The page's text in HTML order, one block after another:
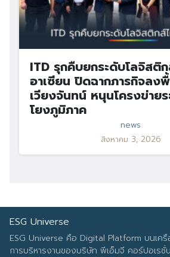
ITD รุกคืบยกระดับโลจิสติ
อาเซียน ปิดฉากภารกิจลง
เวียงจันทน์ หนุนโครงข่าย
โยงภูมิภาค
news
สิงหาคม 3, 2026
ESG Universe
ESG Universe คือ Digital Platform บนเครื
การบริหารงานของบริษัท พีเอ็มจี คอร์ปอเรชั่